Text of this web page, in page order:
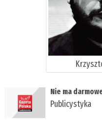
Nie ma
Publicystyka